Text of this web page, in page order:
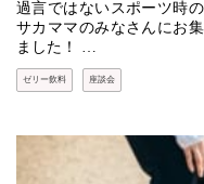
過言ではないスポーツ時
サカママのみなさんにお
ました！ …
ゼリー飲料 座談会